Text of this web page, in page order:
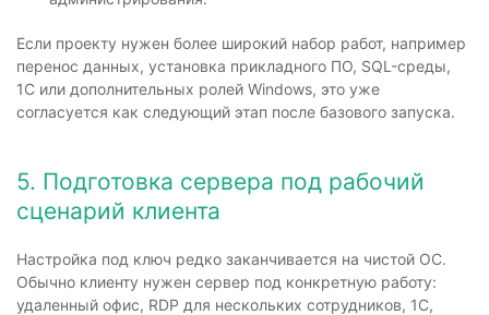
Если проекту нужен более широкий набор работ, например
перенос данных, установка прикладного ПО, SQL-среды,
1С или дополнительных ролей Windows, это уже
согласуется как следующий этап после базового запуска.
5. Подготовка сервера под рабочий
сценарий клиента
Настройка под ключ редко заканчивается на чистой ОС.
Обычно клиенту нужен сервер под конкретную работу:
удаленный офис, RDP для нескольких сотрудников, 1С,